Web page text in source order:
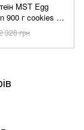
MST Egg
900 г cookies &
328 грн